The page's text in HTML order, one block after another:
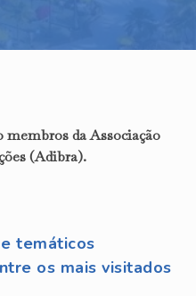
membros da Associação
(Adibra).
temáticos
os mais visitados